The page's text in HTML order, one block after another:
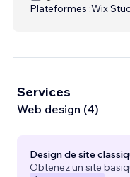
Plateformes :Wix
Services
Web design (4)
Design de site
Obtenez un site